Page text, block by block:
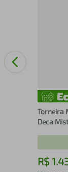
Torneira
Deca
R$ 1.